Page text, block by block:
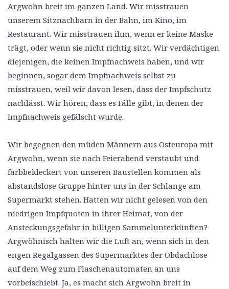
Argwohn breit im ganzen Land. Wir misstrauen
unserem Sitznachbarn in der Bahn, im Kino, im
Restaurant. Wir misstrauen ihm, wenn er keine Maske
trägt, oder wenn sie nicht richtig sitzt. Wir verdächtigen
diejenigen, die keinen Impfnachweis haben, und wir
beginnen, sogar dem Impfnachweis selbst zu
misstrauen, weil wir davon lesen, dass der Impfschutz
nachlässt. Wir hören, dass es Fälle gibt, in denen der
Impfnachweis gefälscht wurde.
Wir begegnen den müden Männern aus Osteuropa mit
Argwohn, wenn sie nach Feierabend verstaubt und
farbbekleckert von unseren Baustellen kommen als
abstandslose Gruppe hinter uns in der Schlange am
Supermarkt stehen. Hatten wir nicht gelesen von den
niedrigen Impfquoten in ihrer Heimat, von der
Ansteckungsgefahr in billigen Sammelunterkünften?
Argwöhnisch halten wir die Luft an, wenn sich in den
engen Regalgassen des Supermarktes der Obdachlose
auf dem Weg zum Flaschenautomaten an uns
vorbeischiebt. Ja, es macht sich Argwohn breit in